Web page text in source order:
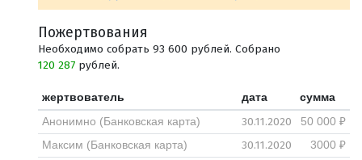
Пожертвования
Необходимо собрать 93 600 рублей. Собрано
120 287 рублей.
жертвователь дата
сумма
Анонимно (Банковская карта)
30.11.2020
50 000 ₽
Максим (Банковская карта)
30.11.2020
3000 ₽